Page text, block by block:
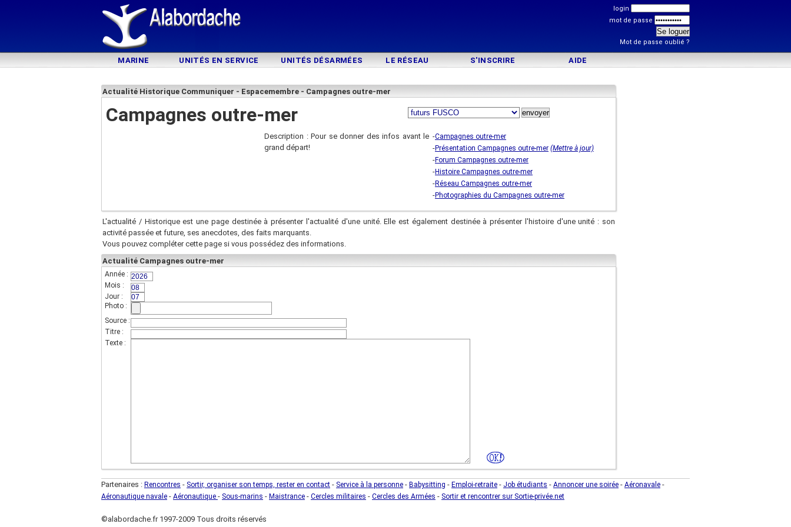
login
mot de passe
Mot de passe oublié ?
MARINE UNITÉS EN SERVICE UNITÉS DÉSARMÉES LE RÉSEAU S'INSCRIRE AIDE
Actualité Historique Communiquer - Espacemembre - Campagnes outre-mer
Campagnes outre-mer
Description : Pour se donner des infos avant le
grand départ!
-Campagnes outre-mer
-Présentation Campagnes outre-mer (Mettre à jour)
-Forum Campagnes outre-mer
-Histoire Campagnes outre-mer
-Réseau Campagnes outre-mer
-Photographies du Campagnes outre-mer
L'actualité / Historique est une page destinée à présenter l'actualité d'une unité. Elle est également destinée à présenter l'histoire d'une unité : son
activité passée et future, ses anecdotes, des faits marquants.
Vous pouvez compléter cette page si vous possédez des informations.
Actualité Campagnes outre-mer
Année :
Mois :
Jour :
Photo :
Source :
Titre :
Texte :
Partenaires : Rencontres - Sortir, organiser son temps, rester en contact - Service à la personne - Babysitting - Emploi-retraite - Job étudiants - Annoncer une soirée - Aéronavale -
Aéronautique navale - Aéronautique - Sous-marins - Maistrance - Cercles militaires - Cercles des Armées - Sortir et rencontrer sur Sortie-privée.net
©alabordache.fr 1997-2009 Tous droits réservés